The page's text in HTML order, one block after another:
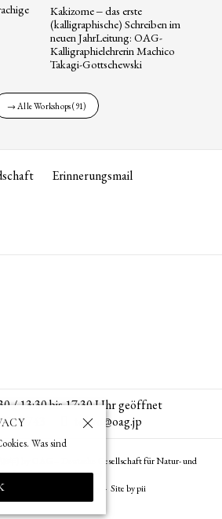
Kakizome ‒ das erste
(kalligraphische) Schreiben im
neuen JahrLeitung: OAG-
Kalligraphielehrerin Machico
Takagi-Gottschewski
→ Alle Workshops (91)
Erinnerungsmail
/ 13:30 bis 17:30 Uhr geöffnet
7743
tokyo­@­oag­.­jp
) by OAG – Deutsche Gesellschaft für Natur- und
Ostasiens (Tokyo)
Site by pii
Was sind